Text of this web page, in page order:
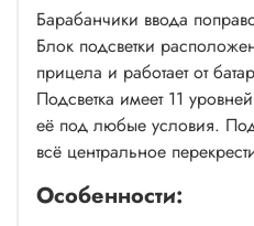
Барабанчики ввода
Блок подсветки
прицела и работает от
Подсветка имеет 11
её под любые условия.
всё центральное
Особенности: